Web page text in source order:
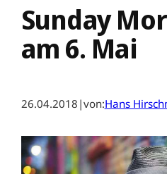
Sunday
am 6. Mai
26.04.2018 |von:Hans